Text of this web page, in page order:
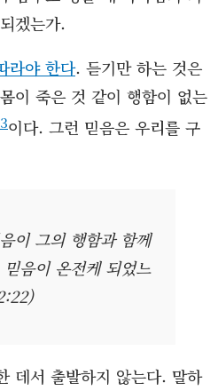
겠는가.
라야 한다. 듣기만 하는 것은
이 죽은 것 같이 행함이 없는
3이다. 그런 믿음은 우리를 구
이 그의 행함과 함께
음이 온전케 되었느
데서 출발하지 않는다. 말하